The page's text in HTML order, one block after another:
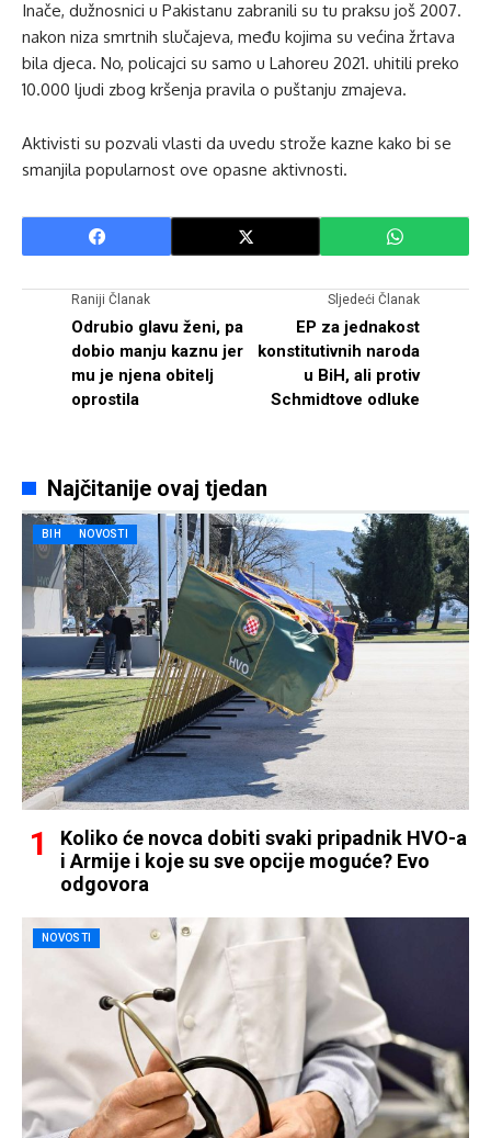
Inače, dužnosnici u Pakistanu zabranili su tu praksu još 2007.
nakon niza smrtnih slučajeva, među kojima su većina žrtava
bila djeca. No, policajci su samo u Lahoreu 2021. uhitili preko
10.000 ljudi zbog kršenja pravila o puštanju zmajeva.
Aktivisti su pozvali vlasti da uvedu strože kazne kako bi se
smanjila popularnost ove opasne aktivnosti.
Raniji Članak
Odrubio glavu ženi, pa
dobio manju kaznu jer
mu je njena obitelj
oprostila
Sljedeći Članak
EP za jednakost
konstitutivnih naroda
u BiH, ali protiv
Schmidtove odluke
Najčitanije ovaj tjedan
BIH NOVOSTI
Koliko će novca dobiti svaki pripadnik HVO-a
i Armije i koje su sve opcije moguće? Evo
odgovora
NOVOSTI